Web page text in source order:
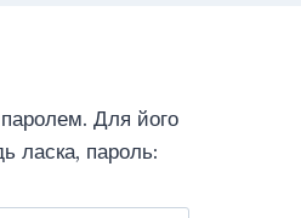
Для його
ласка, пароль: